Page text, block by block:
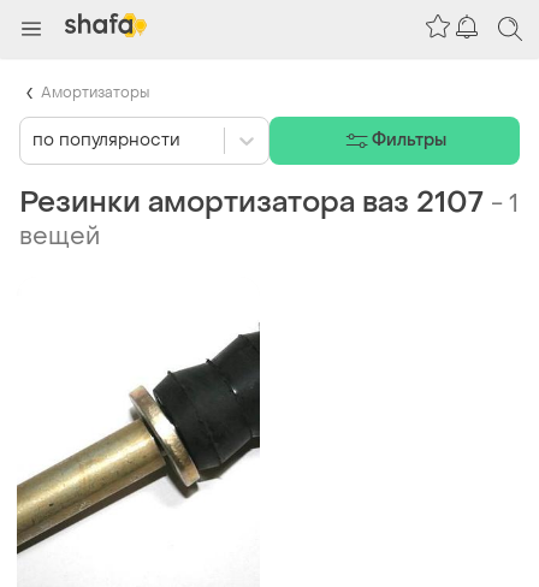
Резинки амортизатора ваз 2107 -1
вещей
по популярности Фильтры
Амортизаторы